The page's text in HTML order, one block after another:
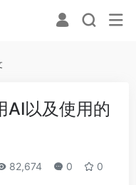
AI以及使用的
82,674 0 0